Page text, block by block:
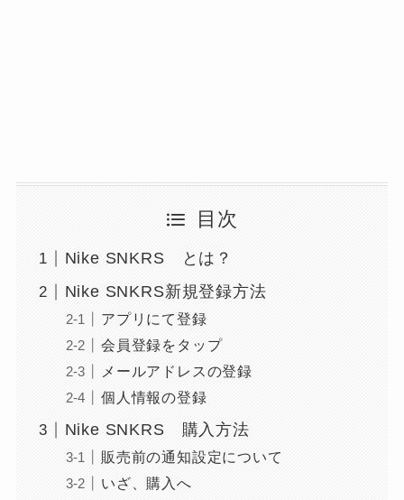
目次
Nike SNKRS とは？
Nike SNKRS新規登録方法
アプリにて登録
会員登録をタップ
メールアドレスの登録
個人情報の登録
Nike SNKRS 購入方法
販売前の通知設定について
いざ、購入へ